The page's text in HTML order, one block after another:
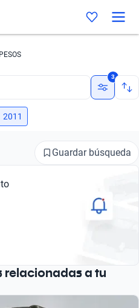
3
2011
Guardar búsqueda
relacionadas a tu